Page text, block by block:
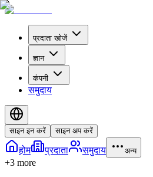
प्रदाता खोजें
ज्ञान
कंपनी
समुदाय
साइन इन करें साइन अप करें
होम प्रदाता समुदाय अन्य
+3 more